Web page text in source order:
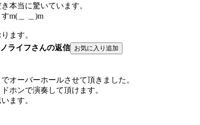
本当に驚いています。
m(＿ ＿)m
ます。
ライフさんの返信
オーバーホールさせて頂きました。
ホンで演奏して頂けます。
ます。